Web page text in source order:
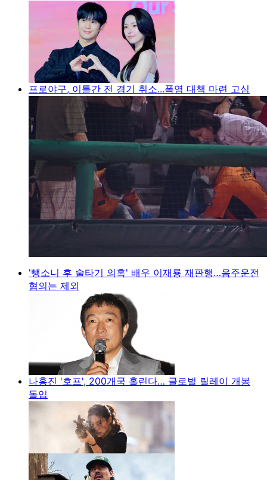
프로야구, 이틀간 전 경기 취소...폭염 대책 마련 고심
'뺑소니 후 술타기 의혹' 배우 이재룡 재판행…음주운전
혐의는 제외
나홍진 '호프', 200개국 홀린다… 글로벌 릴레이 개봉
돌입